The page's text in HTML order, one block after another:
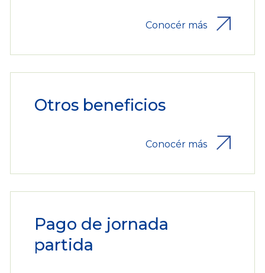
Conocér más
Otros beneficios
Conocér más
Pago de jornada
partida